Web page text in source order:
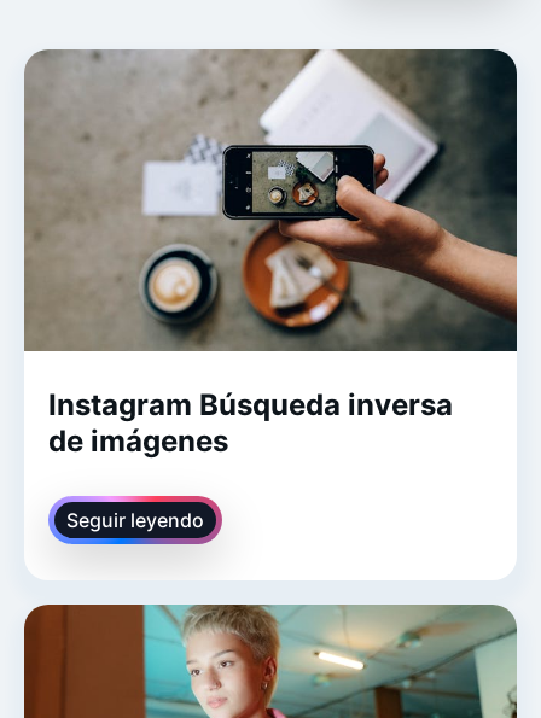
Instagram Búsqueda inversa
de imágenes
Seguir leyendo